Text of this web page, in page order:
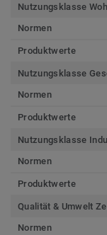
Nutzungsklasse
Normen
Produktwerte
Nutzungsklasse
Normen
Produktwerte
Nutzungsklasse
Normen
Produktwerte
Qualität & Umwelt
Normen